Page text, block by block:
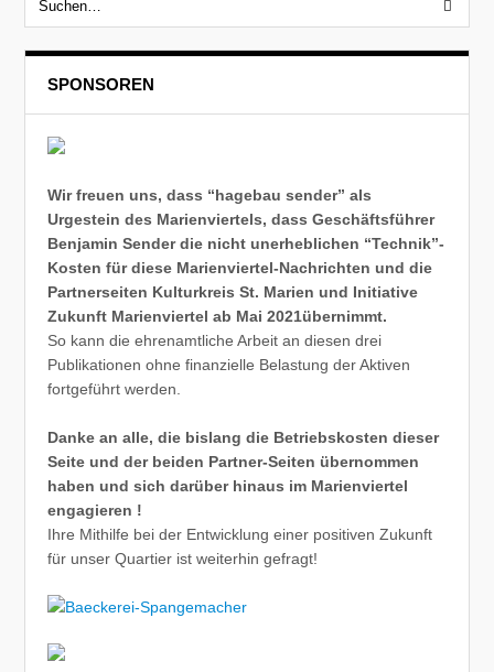
SPONSOREN
Wir freuen uns, dass “hagebau sender” als
Urgestein des Marienviertels, dass Geschäftsführer
Benjamin Sender die nicht unerheblichen “Technik”-
Kosten für diese Marienviertel-Nachrichten und die
Partnerseiten Kulturkreis St. Marien und Initiative
Zukunft Marienviertel ab Mai 2021übernimmt.
So kann die ehrenamtliche Arbeit an diesen drei
Publikationen ohne finanzielle Belastung der Aktiven
fortgeführt werden.
Danke an alle, die bislang die Betriebskosten dieser
Seite und der beiden Partner-Seiten übernommen
haben und sich darüber hinaus im Marienviertel
engagieren !
Ihre Mithilfe bei der Entwicklung einer positiven Zukunft
für unser Quartier ist weiterhin gefragt!